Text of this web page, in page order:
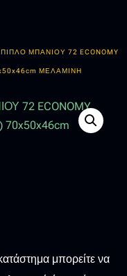
ΜΠΑΝΙΟΥ 72 ECONOMY
ΜΕΛΑΜΙΝΗ
μπορείτε να